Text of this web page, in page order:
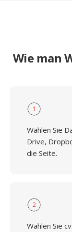
Wie man
1
Wählen Sie
Drive,
die Seite.
2
Wählen Sie